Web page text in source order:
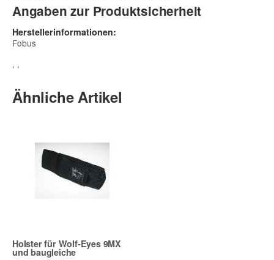
Angaben zur Produktsicherheit
Herstellerinformationen:
Fobus
, ,
Ähnliche Artikel
Holster für Wolf-Eyes 9MX
und baugleiche